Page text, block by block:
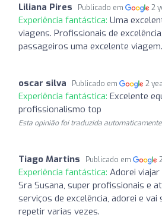
Liliana Pires Publicado em 2
Experiência fantástica: Uma
viagens. Profissionais de
passageiros uma excelente
oscar silva Publicado em 2
Experiência fantástica: Excelente
profissionalismo top
Esta opinião foi traduzida
Tiago Martins Publicado em
Experiência fantástica: Adorei viajar
Sra Susana, super profissionais e
serviços de excelência, adorei e vai
repetir varias vezes.